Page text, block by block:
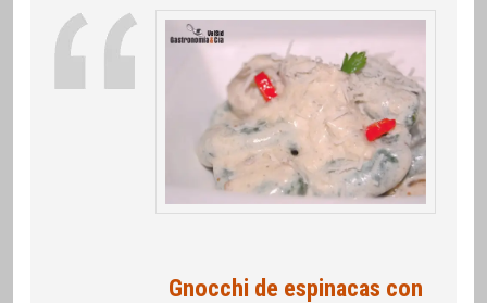
Gnocchi de espinacas con